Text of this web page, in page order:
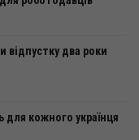
відпустку два роки
кожного українця